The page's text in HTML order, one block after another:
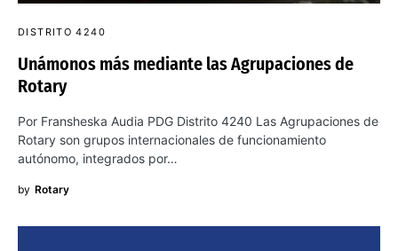
DISTRITO 4240
Unámonos más mediante las Agrupaciones de
Rotary
Por Fransheska Audia PDG Distrito 4240 Las Agrupaciones de
Rotary son grupos internacionales de funcionamiento
autónomo, integrados por…
by Rotary